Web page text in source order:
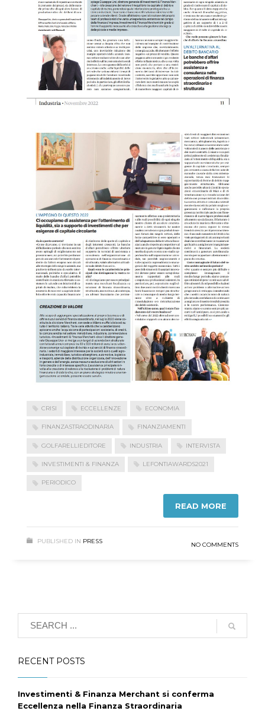
CRISI ECCELLENZE ECONOMIA
FINANZASTRAODINARIA FINANZIAMENTI
GOLFARELLIEDITORE INDUSTRIA INTERVISTA
INVESTIMENTI & FINANZA LEFONTIAWARDS2021
PERIODICO
READ MORE
PUBLISHED IN PRESS NO COMMENTS
RECENT POSTS
Investimenti & Finanza Merchant si conferma
Eccellenza nella Finanza Straordinaria